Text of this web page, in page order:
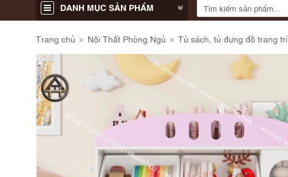
DANH MỤC SẢN PHẨM
Trang chủ Nội Thất Phòng Ngủ Tủ sách, tủ đựng đồ trang trí